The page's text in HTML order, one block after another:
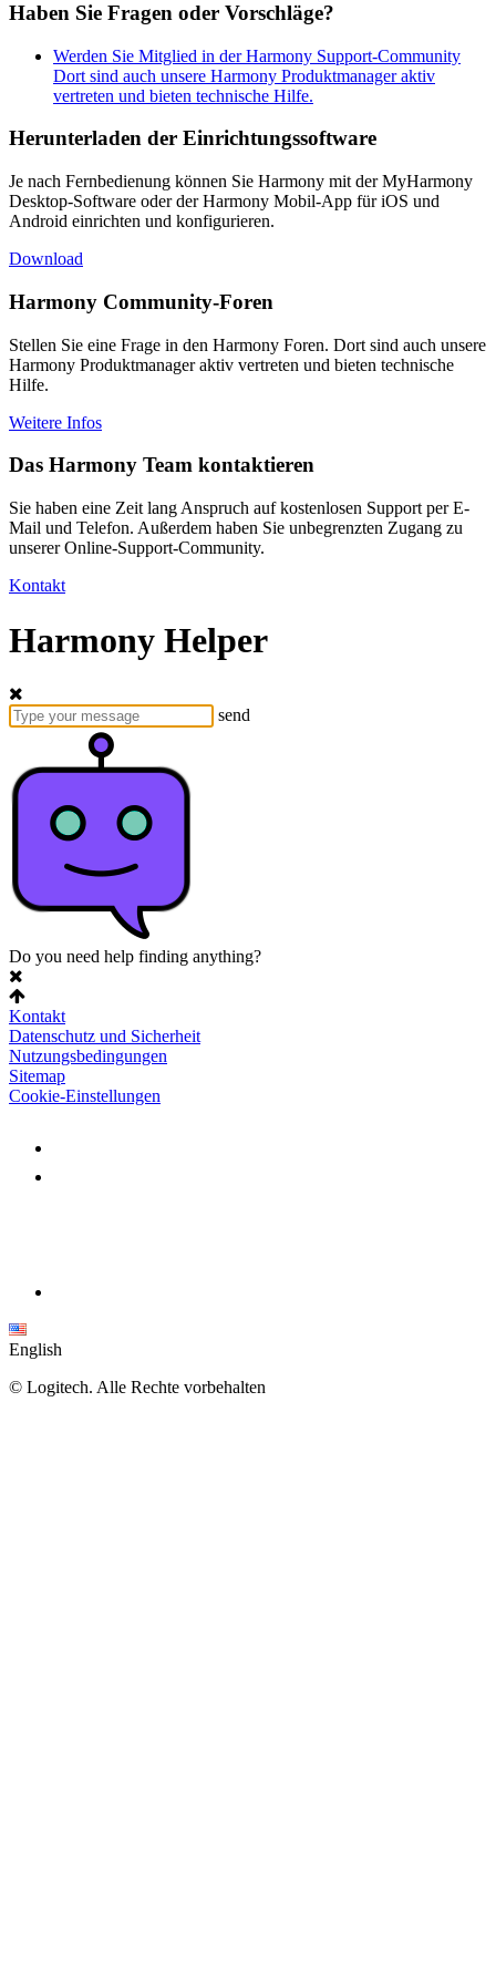
Haben Sie Fragen oder Vorschläge?
Werden Sie Mitglied in der Harmony Support-Community
Dort sind auch unsere Harmony Produktmanager aktiv
vertreten und bieten technische Hilfe.
Herunterladen der Einrichtungssoftware
Je nach Fernbedienung können Sie Harmony mit der MyHarmony
Desktop-Software oder der Harmony Mobil-App für iOS und
Android einrichten und konfigurieren.
Download
Harmony Community-Foren
Stellen Sie eine Frage in den Harmony Foren. Dort sind auch unsere
Harmony Produktmanager aktiv vertreten und bieten technische
Hilfe.
Weitere Infos
Das Harmony Team kontaktieren
Sie haben eine Zeit lang Anspruch auf kostenlosen Support per E-
Mail und Telefon. Außerdem haben Sie unbegrenzten Zugang zu
unserer Online-Support-Community.
Kontakt
Harmony Helper
send
Do you need help finding anything?
Kontakt
Datenschutz und Sicherheit
Nutzungsbedingungen
Sitemap
Cookie-Einstellungen
English
© Logitech. Alle Rechte vorbehalten